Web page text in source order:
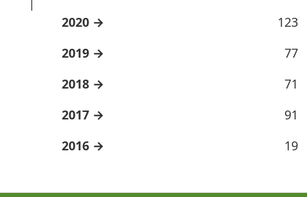
2020
123
2019
77
2018
71
2017
91
2016
19